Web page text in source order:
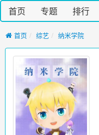
首页 专题 排行
首页 综艺 纳米学院